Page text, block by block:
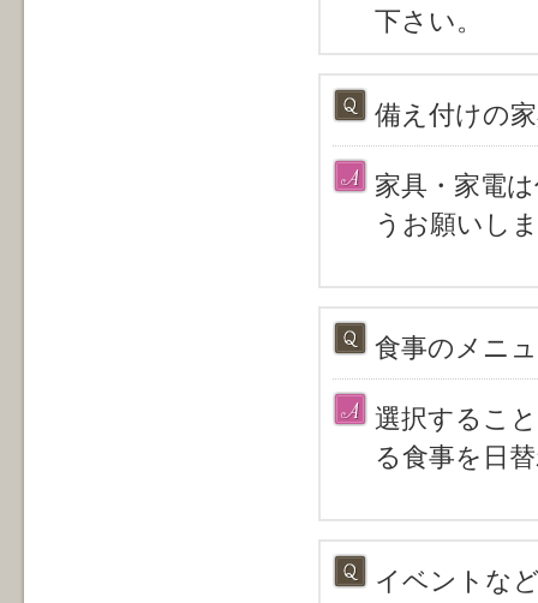
下さい。
備え付けの
家具・家電
うお願いし
食事のメニ
選択するこ
る食事を日
イベントな